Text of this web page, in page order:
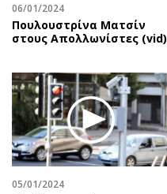
06/01/2024
Πουλουστρίνα Ματσίν
στους Απολλωνίστες (vid)
05/01/2024